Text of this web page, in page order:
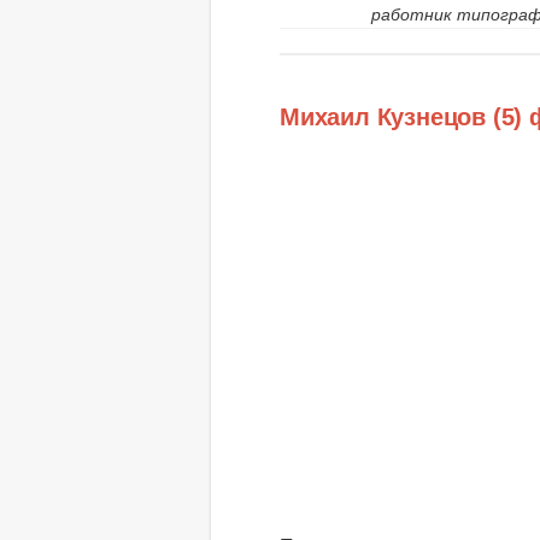
работник
Михаил Кузнецов (5)